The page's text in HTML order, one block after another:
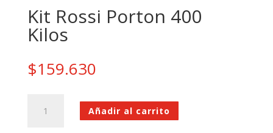
Kit Rossi Porton 400
Kilos
$159.630
Rossi
Añadir al carrito